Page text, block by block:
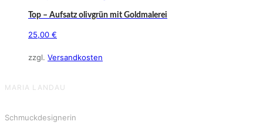
Top – Aufsatz olivgrün mit Goldmalerei
25,00 €
zzgl. Versandkosten
MARIA LANDAU
Schmuckdesignerin